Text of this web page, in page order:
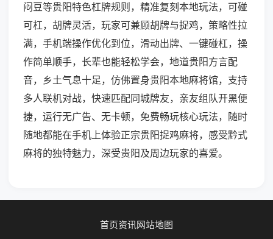
闷豆等贵阳特色杠牌规则，精准复刻本地玩法，可碰
可杠，胡牌灵活，玩家可兼顾胡牌与捉鸡，策略性拉
满，手机端操作优化到位，滑动出牌、一键碰杠，操
作简单顺手，长辈也能轻松学会，地道贵阳方言配
音，乡土气息十足，仿佛置身贵阳本地麻将馆，支持
多人联机对战，快速匹配同城牌友，亲友组队开黑便
捷，运行无广告、无卡顿，免费畅玩核心玩法，随时
随地都能在手机上体验正宗贵阳捉鸡麻将，感受黔式
麻将的独特魅力，深受贵阳及周边玩家的喜爱。
首页资讯网站地图